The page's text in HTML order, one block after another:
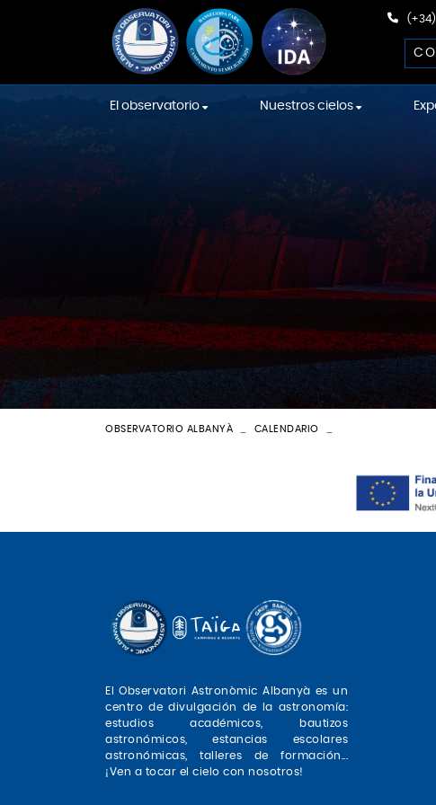
El observatorio
Equipamiento
La construcción
Sala de las Constelaciones
Nuestros cielos
Cielos de la
Sky Association
Cielos Starlight
OBSERVATORIO ALBANYÀ CALENDARIO
El Observatori Astronòmic Albanyà es un
centro de divulgación de la astronomía:
estudios académicos, bautizos
astronómicos, estancias escolares
astronómicas, talleres de formación...
¡Ven a tocar el cielo con nosotros!